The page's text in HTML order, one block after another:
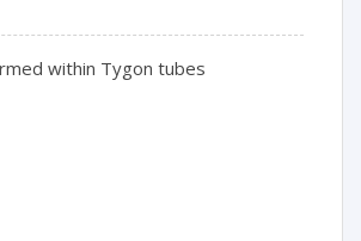
within Tygon tubes